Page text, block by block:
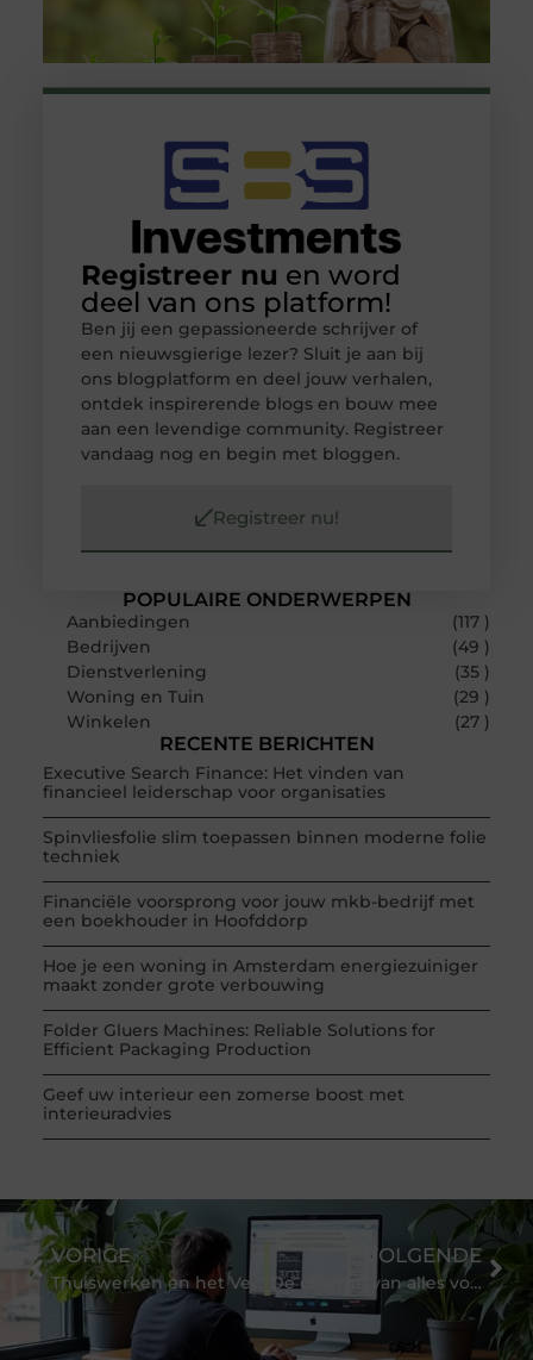
POPULAIRE ONDERWERPEN
Aanbiedingen
(117 )
Bedrijven
(49 )
Dienstverlening
(35 )
Woning en Tuin
(29 )
Winkelen
(27 )
RECENTE BERICHTEN
Executive Search Finance: Het vinden van
financieel leiderschap voor organisaties
Spinvliesfolie slim toepassen binnen moderne folie
techniek
Financiële voorsprong voor jouw mkb-bedrijf met
een boekhouder in Hoofddorp
Hoe je een woning in Amsterdam energiezuiniger
maakt zonder grote verbouwing
Folder Gluers Machines: Reliable Solutions for
Efficient Packaging Production
Geef uw interieur een zomerse boost met
interieuradvies
Registreer nu en word
deel van ons platform!
Ben jij een gepassioneerde schrijver of
een nieuwsgierige lezer? Sluit je aan bij
ons blogplatform en deel jouw verhalen,
ontdek inspirerende blogs en bouw mee
aan een levendige community. Registreer
vandaag nog en begin met bloggen.
Registreer nu!
VORIGE VOLGENDE
De charme van alles voor buiten overnachten